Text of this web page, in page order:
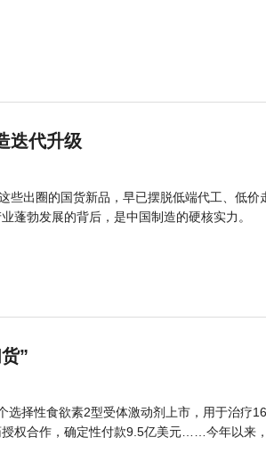
迭代升级
些出圈的国货新品，早已摆脱低端代工、低
蓬勃发展的背后，是中国制造的硬核实力。
”
选择性食欲素2型受体激动剂上市，用于治疗
权合作，确定性付款9.5亿美元……今年以来，